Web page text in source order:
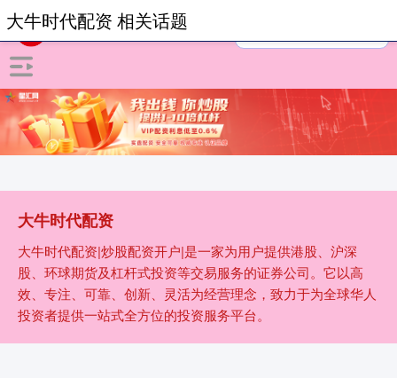
大牛时代配资
大牛时代配资|炒股配资开户|是一家为用户提供港股、沪深
股、环球期货及杠杆式投资等交易服务的证券公司。它以高
效、专注、可靠、创新、灵活为经营理念，致力于为全球华人
投资者提供一站式全方位的投资服务平台。
大牛时代配资 相关话题